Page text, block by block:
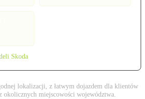
Skoda
lokalizacji, z łatwym dojazdem dla klientów
okolicznych miejscowości województwa.